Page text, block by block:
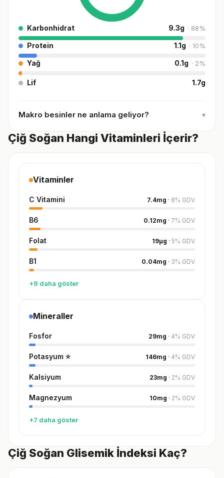
Karbonhidrat 9.3g · 88%
Protein 1.1g · 10%
Yağ 0.1g · 2%
Lif 1.7g
Makro besinler ne anlama geliyor? ▾
Çiğ Soğan Hangi Vitaminleri İçerir?
Vitaminler
C Vitamini 7.4mg · 8% GDV
B6 0.12mg · 7% GDV
Folat 19µg · 5% GDV
B1 0.04mg · 3% GDV
+9 daha göster
Mineraller
Fosfor 29mg · 4% GDV
Potasyum ⭐ 146mg · 4% GDV
Kalsiyum 23mg · 2% GDV
Magnezyum 10mg · 2% GDV
+7 daha göster
Çiğ Soğan Glisemik İndeksi Kaç?